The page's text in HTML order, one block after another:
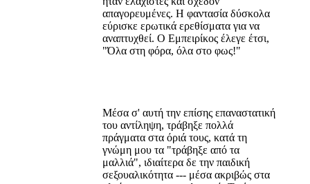
απαγορευμένες. Η φαντασία δύσκολα
εύρισκε ερωτικά ερεθίσματα για να
αναπτυχθεί. Ο Εμπειρίκος έλεγε έτσι,
"Όλα στη φόρα, όλα στο φως!"
Μέσα σ' αυτή την επίσης επαναστατική
του αντίληψη, τράβηξε πολλά
πράγματα στα όριά τους, κατά τη
γνώμη μου τα "τράβηξε από τα
μαλλιά", ιδιαίτερα δε την παιδική
σεξουαλικότητα --- μέσα ακριβώς στα